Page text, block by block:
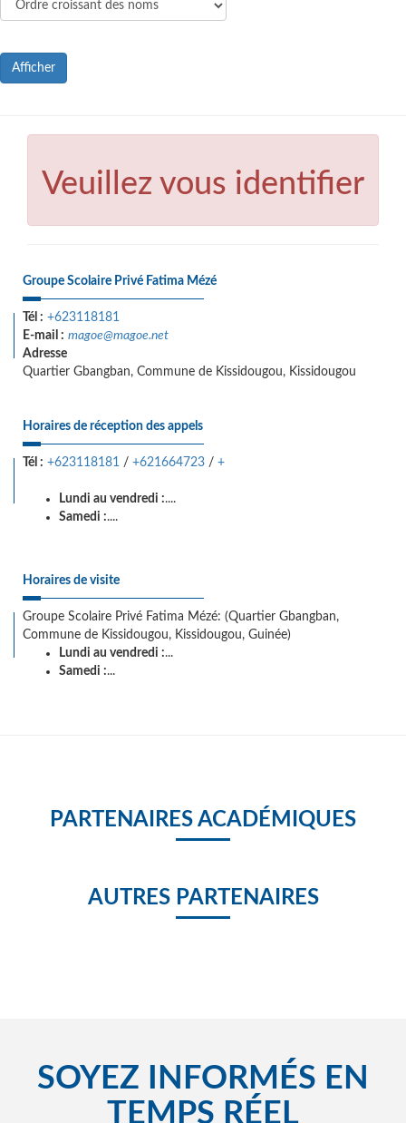
Afficher
Veuillez vous identifier
Groupe Scolaire Privé Fatima Mézé
Tél : +623118181
E-mail : magoe@magoe.net
Adresse
Quartier Gbangban, Commune de Kissidougou, Kissidougou
Horaires de réception des appels
Tél : +623118181 / +621664723 / +
Lundi au vendredi :....
Samedi :....
Horaires de visite
Groupe Scolaire Privé Fatima Mézé: (Quartier Gbangban,
Commune de Kissidougou, Kissidougou, Guinée)
Lundi au vendredi :...
Samedi :...
PARTENAIRES ACADÉMIQUES
AUTRES PARTENAIRES
SOYEZ INFORMÉS EN
TEMPS RÉEL